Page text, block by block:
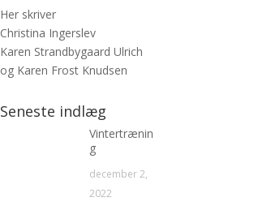
Her skriver
Christina Ingerslev
Karen Strandbygaard Ulrich
og Karen Frost Knudsen
Seneste indlæg
Vintertrænin
g
december 2,
2022